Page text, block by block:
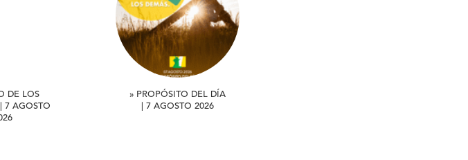
DE LOS
7 AGOSTO
» PROPÓSITO DEL DÍA
| 7 AGOSTO 2026